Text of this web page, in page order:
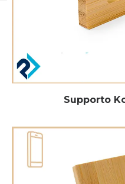
Supporto